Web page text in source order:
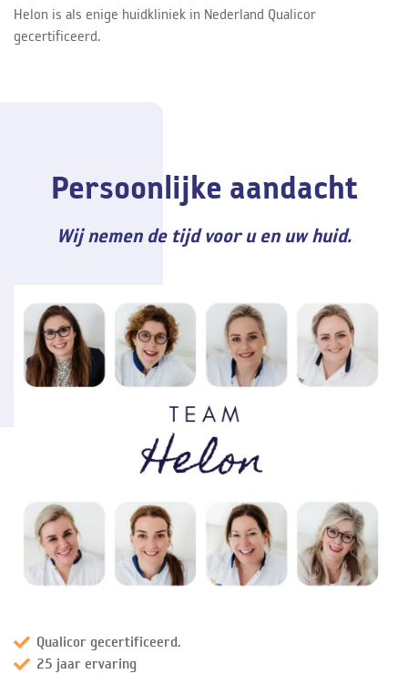
Helon is als enige huidkliniek in Nederland Qualicor
gecertificeerd.
Persoonlijke aandacht
Wij nemen de tijd voor u en uw huid.
Qualicor gecertificeerd.
25 jaar ervaring